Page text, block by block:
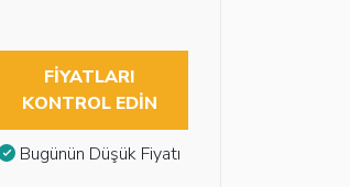
FIYATLARI
KONTROL EDIN
Bugünün Düşük Fiyatı